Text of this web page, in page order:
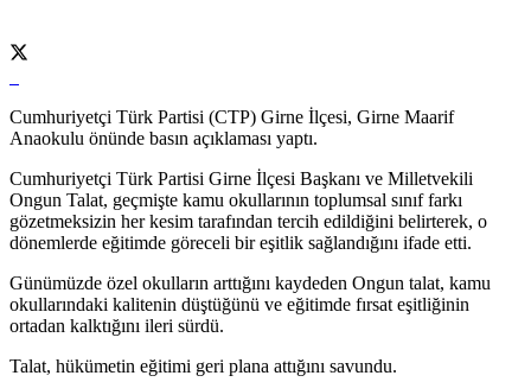
Cumhuriyetçi Türk Partisi (CTP) Girne İlçesi, Girne Maarif
Anaokulu önünde basın açıklaması yaptı.
Cumhuriyetçi Türk Partisi Girne İlçesi Başkanı ve Milletvekili
Ongun Talat, geçmişte kamu okullarının toplumsal sınıf farkı
gözetmeksizin her kesim tarafından tercih edildiğini belirterek, o
dönemlerde eğitimde göreceli bir eşitlik sağlandığını ifade etti.
Günümüzde özel okulların arttığını kaydeden Ongun talat, kamu
okullarındaki kalitenin düştüğünü ve eğitimde fırsat eşitliğinin
ortadan kalktığını ileri sürdü.
Talat, hükümetin eğitimi geri plana attığını savundu.